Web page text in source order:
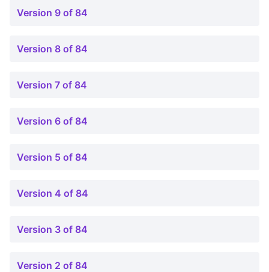
Version 9 of 84
Version 8 of 84
Version 7 of 84
Version 6 of 84
Version 5 of 84
Version 4 of 84
Version 3 of 84
Version 2 of 84